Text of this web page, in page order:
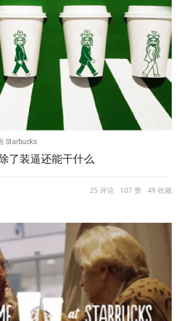
Starbucks
了装逼还能干什么
25 评论 107 赞 49 收藏